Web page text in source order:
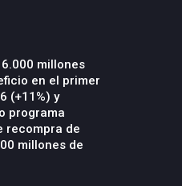
millones
en el primer
(+11%) y
programa
recompra de
millones de